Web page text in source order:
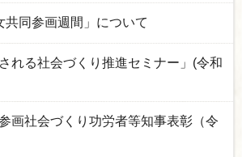
共同参画週間」について
れる社会づくり推進セミナー」(令和
画社会づくり功労者等知事表彰（令